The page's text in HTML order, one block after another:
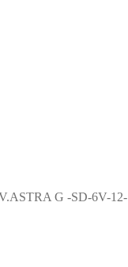
G -SD-6V-12-